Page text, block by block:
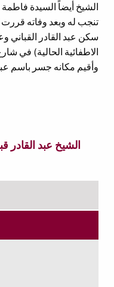
الشيخ عبد القادر
الشيخ أيضاً السيدة
تنجب له وبعد وفاته قررت
سكن عبد القادر القباني
الاطفائية الحالية) في
وأقيم مكانه جسر باسم عبد